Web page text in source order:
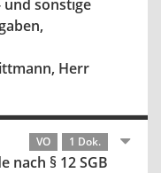
und sonstige
Herr
VO 1 Dok.
nach § 12 SGB